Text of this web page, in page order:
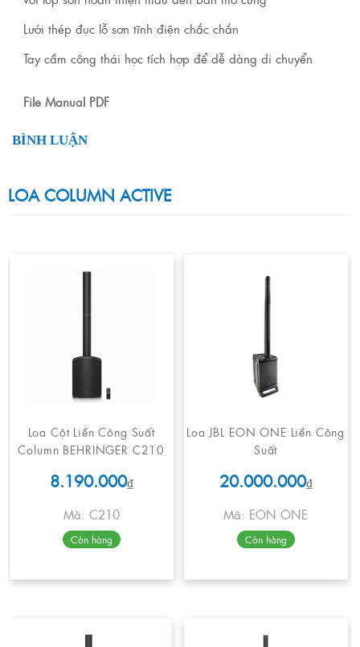
Lưới thép đục lỗ sơn tĩnh điện chắc chắn
Tay cầm công thái học tích hợp để dễ dàng di chuyển
File Manual PDF
BÌNH LUẬN
LOA COLUMN ACTIVE
Loa Cột Liền Công Suất
Column BEHRINGER C210
8.190.000₫
Mã: C210
Còn hàng
Loa JBL EON ONE Liền Công
Suất
20.000.000₫
Mã: EON ONE
Còn hàng